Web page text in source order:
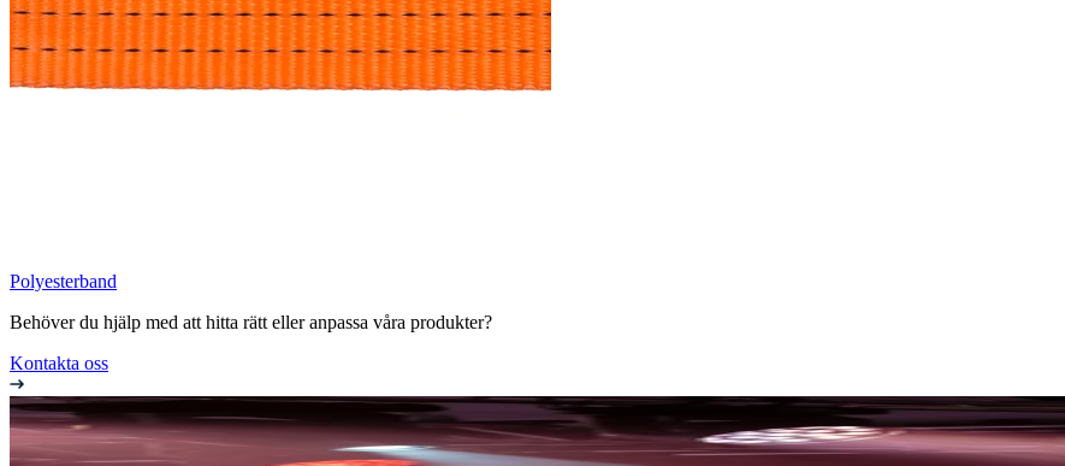
Polyesterband
Behöver du hjälp med att hitta rätt eller anpassa våra produkter?
Kontakta oss